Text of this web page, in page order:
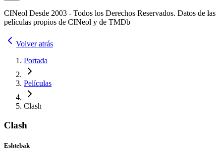
CINeol Desde 2003 - Todos los Derechos Reservados. Datos de las
películas propios de CINeol y de TMDb
Volver atrás
Portada
Películas
Clash
Clash
Eshtebak